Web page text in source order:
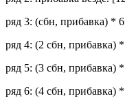
ряд 3: (сбн, прибавка) *
ряд 4: (2 сбн, прибавка)
ряд 5: (3 сбн, прибавка)
ряд 6: (4 сбн, прибавка)